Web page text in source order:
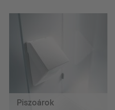
Piszoárok